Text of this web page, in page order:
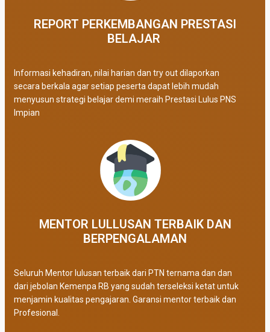
REPORT PERKEMBANGAN PRESTASI
BELAJAR ​
Informasi kehadiran, nilai harian dan try out dilaporkan
secara berkala agar setiap peserta dapat lebih mudah
menyusun strategi belajar demi meraih Prestasi Lulus PNS
Impian
MENTOR LULLUSAN TERBAIK DAN
BERPENGALAMAN
Seluruh Mentor lulusan terbaik dari PTN ternama dan dan
dari jebolan Kemenpa RB yang sudah terseleksi ketat untuk
menjamin kualitas pengajaran. Garansi mentor terbaik dan
Profesional.